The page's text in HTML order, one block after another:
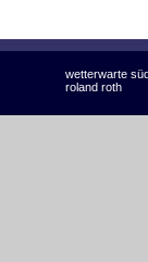
wetterwarte
roland roth